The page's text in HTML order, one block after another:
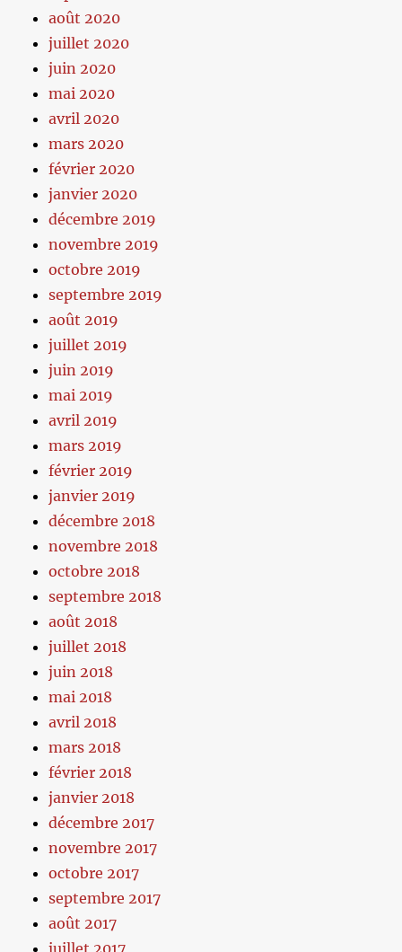
août 2020
juillet 2020
juin 2020
mai 2020
avril 2020
mars 2020
février 2020
janvier 2020
décembre 2019
novembre 2019
octobre 2019
septembre 2019
août 2019
juillet 2019
juin 2019
mai 2019
avril 2019
mars 2019
février 2019
janvier 2019
décembre 2018
novembre 2018
octobre 2018
septembre 2018
août 2018
juillet 2018
juin 2018
mai 2018
avril 2018
mars 2018
février 2018
janvier 2018
décembre 2017
novembre 2017
octobre 2017
septembre 2017
août 2017
juillet 2017